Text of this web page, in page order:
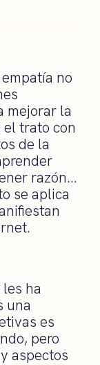
no
mejorar la
trato con
de la
razón…
se aplica
ha
una
es
pero
aspectos